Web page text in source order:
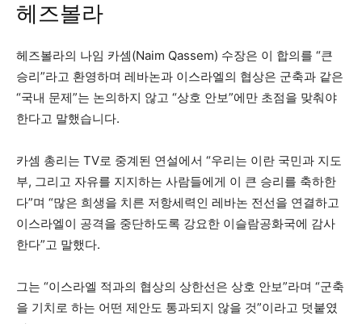
헤즈볼라
헤즈볼라의 나임 카셈(Naim Qassem) 수장은 이 합의를 “큰
승리”라고 환영하며 레바논과 이스라엘의 협상은 군축과 같은
“국내 문제”는 논의하지 않고 “상호 안보”에만 초점을 맞춰야
한다고 말했습니다.
카셈 총리는 TV로 중계된 연설에서 “우리는 이란 국민과 지도
부, 그리고 자유를 지지하는 사람들에게 이 큰 승리를 축하한
다”며 “많은 희생을 치른 저항세력인 레바논 전선을 연결하고
이스라엘이 공격을 중단하도록 강요한 이슬람공화국에 감사
한다”고 말했다.
그는 “이스라엘 적과의 협상의 상한선은 상호 안보”라며 “군축
을 기치로 하는 어떤 제안도 통과되지 않을 것”이라고 덧붙였